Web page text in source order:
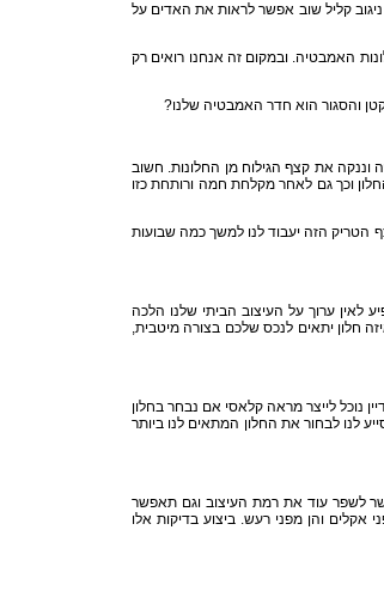
קליל שוב אפשר לראות את האדים על
האמבטיה. ובמקום זה אנחנו רואים רק
והסגור הוא חדר האמבטיה שלנו?
וננקה את קצף הגילוח מן החלונות. חשוב
וכך גם לאחר מקלחת חמה ורותחת כזו
הטריק הזה יעבוד לנו למשך כמה שבועות
לאין ערוך על העיצוב הביתי שלנו הלכה
חלון יתאים לנכס שלכם בצורה מיטבית,
נוכל לייצר מראה קלאסי אם נבחר בחלון
לנו לבחור את החלון המתאים לנו ביותר
לשפר עוד את רמת העיצוב וגם תאפשר
והן מפני רעש. ביצוע בדיקות אלו